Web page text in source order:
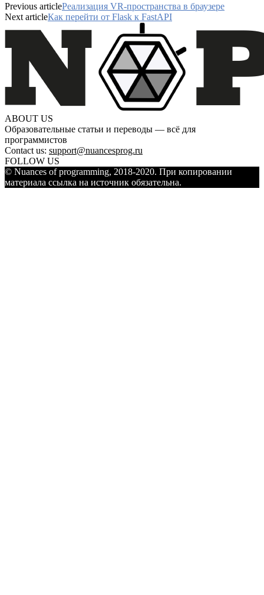
Previous articleРеализация VR-пространства в браузере
Next articleКак перейти от Flask к FastAPI
ABOUT US
Образовательные статьи и переводы — всё для
программистов
Contact us: support@nuancesprog.ru
FOLLOW US
© Nuances of programming, 2018-2020. При копировании
материала ссылка на источник обязательна.